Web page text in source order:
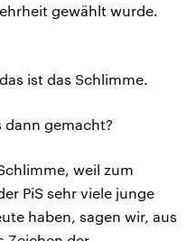
gewählt wurde.
ist das Schlimme.
dann gemacht?
weil zum
PiS sehr viele junge
haben, sagen wir, aus